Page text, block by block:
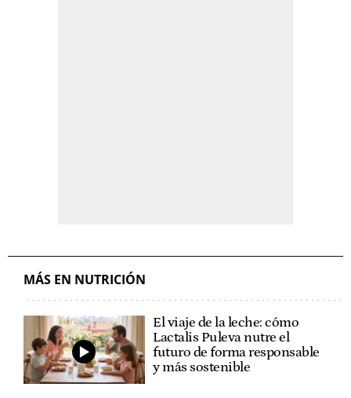
MÁS EN NUTRICIÓN
El viaje de la leche: cómo
Lactalis Puleva nutre el
futuro de forma responsable
y más sostenible